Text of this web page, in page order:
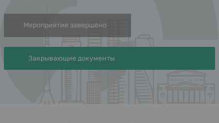
Мероприятие завершено
Закрывающие документы